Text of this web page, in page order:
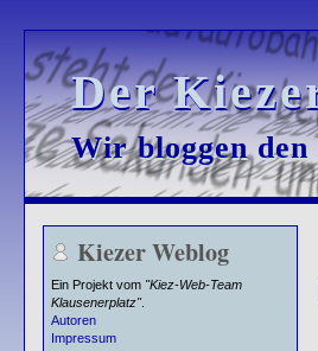
Der
Der
Wir bloggen
Wir bloggen
Kiezer Weblog
Ein Projekt vom "Kiez-Web-Team
Klausenerplatz".
Autoren
Impressum